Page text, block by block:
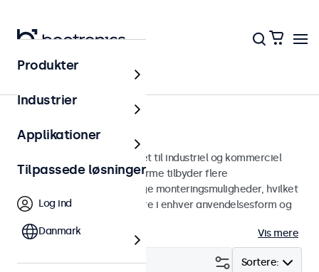
Skærme
10-tommer skærme
10 tommer skærme designet til industriel og kommerciel
brug. Vores 10-tommer skærme tilbyder flere
billedforbindelser og alsidige monteringsmuligheder, hvilket
gør dem nemme at integrere i enhver anvendelsesform og
Vis mere
Sortere:
Filter (3)
Produkter
Industrier
Applikationer
Tilpassede løsninger
Log ind
Danmark